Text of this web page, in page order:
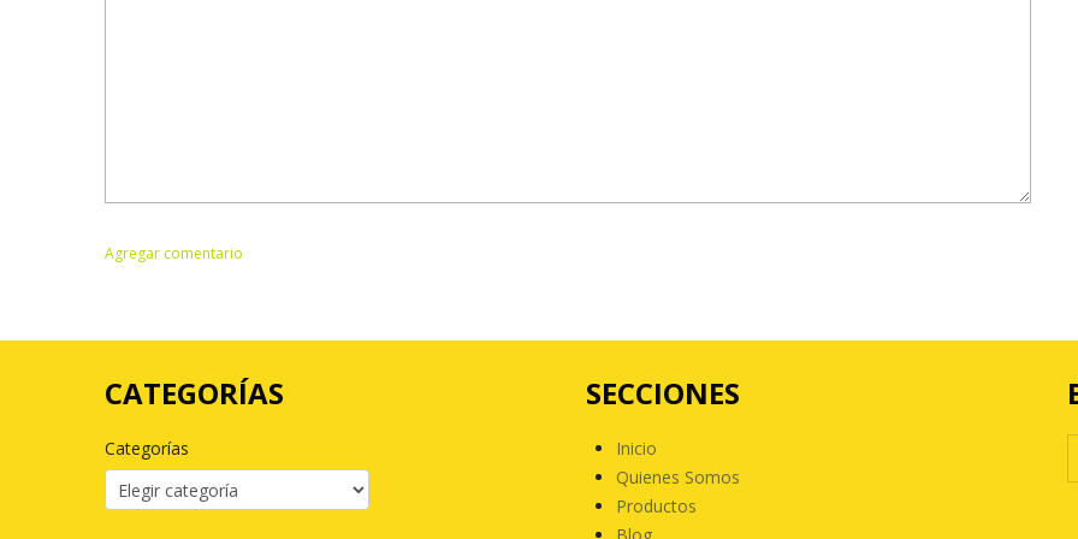
CATEGORÍAS
Categorías
SECCIONES
Inicio
Quienes Somos
Productos